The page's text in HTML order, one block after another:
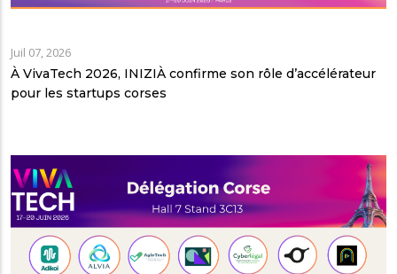
Juil 07, 2026
À VivaTech 2026, INIZIÀ confirme son rôle d’accélérateur
pour les startups corses